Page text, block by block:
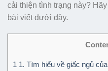
cải thiện tình trạng này?
bài viết dưới đây.
1 1. Tìm hiểu về giấc ngủ